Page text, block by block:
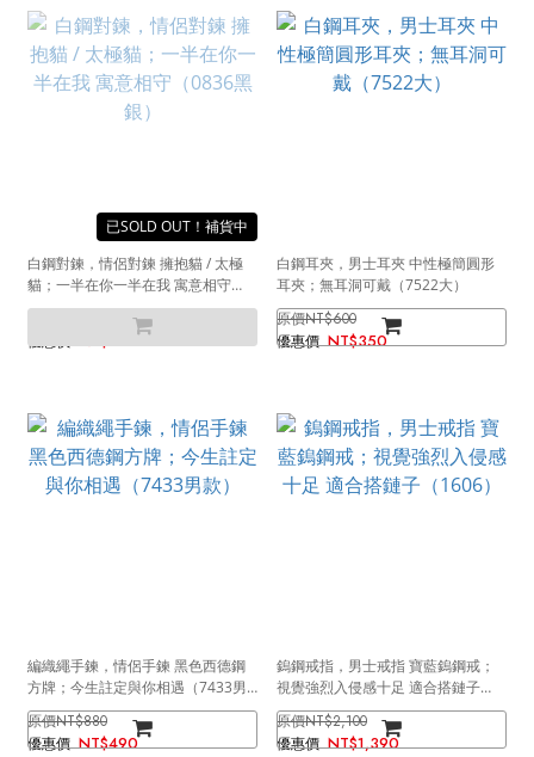
SOLD OUT
白鋼對鍊，情侶對鍊 擁抱貓 / 太極
貓；一半在你一半在我 寓意相守
（0836黑銀）
NT$690
白鋼耳夾，男士耳夾 中性極簡圓形
耳夾；無耳洞可戴（7522大）
NT$600
NT$350
編織繩手鍊，情侶手鍊 黑色西德鋼
方牌；今生註定與你相遇（7433男
款）
NT$880
NT$490
鎢鋼戒指，男士戒指 寶藍鎢鋼戒；
視覺強烈入侵感十足 適合搭鏈子
（1606）
NT$2,100
NT$1,390